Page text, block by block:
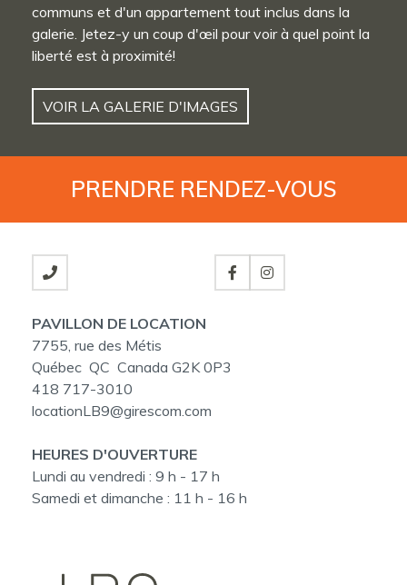
communs et d'un appartement tout inclus dans la
galerie. Jetez-y un coup d'œil pour voir à quel point la
liberté est à proximité!
VOIR LA GALERIE D'IMAGES
PRENDRE RENDEZ-VOUS
PAVILLON DE LOCATION
7755, rue des Métis
Québec QC Canada G2K 0P3
418 717-3010
locationLB9@girescom.com
HEURES D'OUVERTURE
Lundi au vendredi : 9 h - 17 h
Samedi et dimanche : 11 h - 16 h